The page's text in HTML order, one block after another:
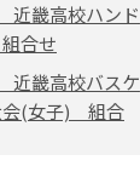
畿高校ハンド
合せ
畿高校バスケ
会(女子) 組合